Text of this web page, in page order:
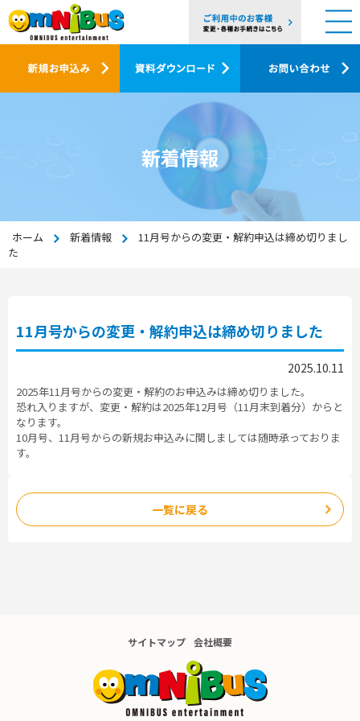
新着情報
ホーム 新着情報
11月号からの変更・解約申込は締め切りまし
た
11月号からの変更・解約申込は締め切りました
2025.10.11
2025年11月号からの変更・解約のお申込みは締め切りました。
恐れ入りますが、変更・解約は2025年12月号（11月末到着分）からと
なります。
10月号、11月号からの新規お申込みに関しましては随時承っておりま
す。
一覧に戻る
サイトマップ 会社概要